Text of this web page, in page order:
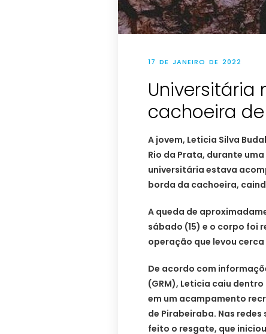
17 DE JANEIRO DE 2022
Universitária
cachoeira
A jovem, Leticia Silva
Rio da Prata, durante
universitária estava
borda da cachoeira,
A queda de
sábado (15) e o corpo foi
operação que levou cerca
De acordo com
(GRM), Leticia caiu
em um acampamento
de Pirabeiraba. Nas
feito o resgate, que